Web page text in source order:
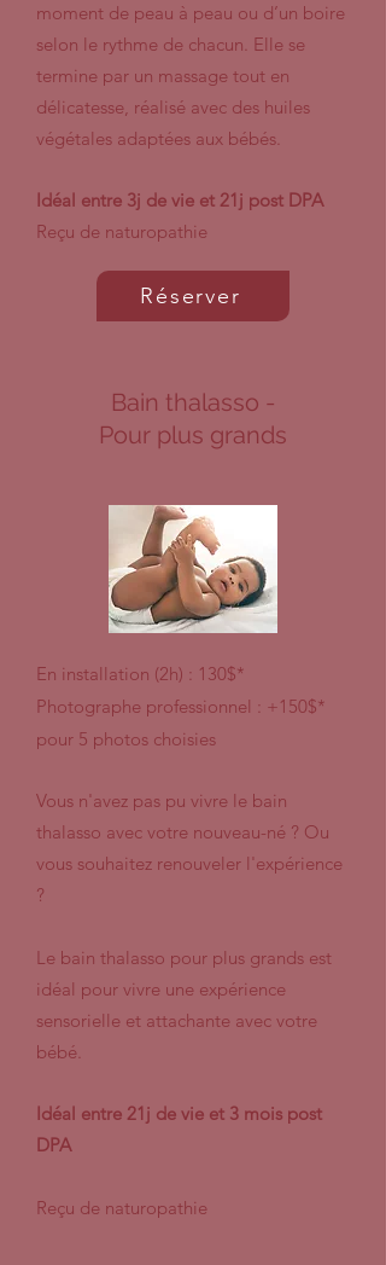
moment de peau à peau ou d’un boire
selon le rythme de chacun. Elle se
termine par un massage tout en
délicatesse, réalisé avec des huiles
végétales adaptées aux bébés.
Idéal entre 3j de vie et 21j post DPA
Reçu de naturopathie
Réserver
Bain thalasso -
Pour plus grands
En installation (2h) : 130$*
Photographe professionnel : +150$*
pour 5 photos choisies
Vous n'avez pas pu vivre le bain
thalasso avec votre nouveau-né ? Ou
vous souhaitez renouveler l'expérience
?
Le bain thalasso pour plus grands est
idéal pour vivre une expérience
sensorielle et attachante avec votre
bébé.
Idéal entre 21j de vie et 3 mois post
DPA
Reçu de naturopathie